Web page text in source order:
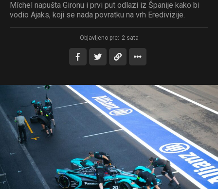
Míchel napušta Gironu i prvi put odlazi iz Španije kako bi
vodio Ajaks, koji se nada povratku na vrh Eredivizije.
Objavljeno pre: 2 sata